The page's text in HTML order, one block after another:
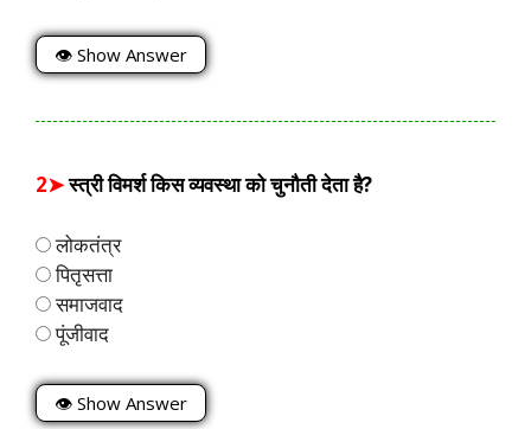
👁 Show Answer
2➤स्त्री विमर्श किस व्यवस्था को चुनौती देता है?
लोकतंत्र
पितृसत्ता
समाजवाद
पूंजीवाद
👁 Show Answer